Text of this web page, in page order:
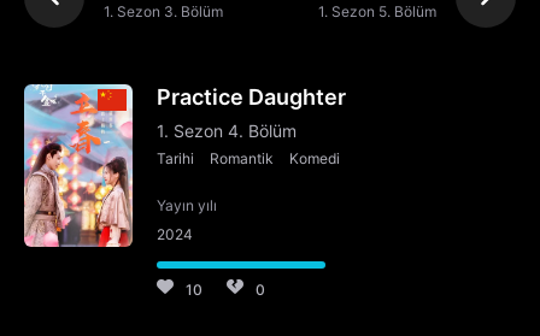
1. Sezon 3. Bölüm 1. Sezon 5. Bölüm
Practice Daughter
1. Sezon 4. Bölüm
Tarihi Romantik Komedi
Yayın yılı
2024
10 0